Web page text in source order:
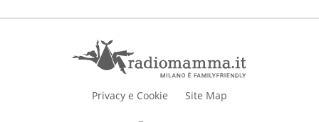
Privacy e Cookie Site Map